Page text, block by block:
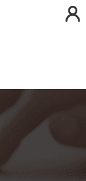
退出登录